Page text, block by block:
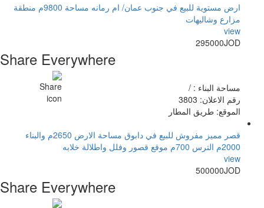
ارض مستوية للبيع في جنوب عمان/ ام رمانه مساحة 9800م منطقة
مزارع وشاليهات
view
295000JOD
Share Everywhere
مساحة البناء : /
رقم الاعلان: 3803
الموقع: طريق المطار
قصر مميز مفروش للبيع في دابوق مساحة الارض 2650م والبناء
2000م الترس 700م موقع قصور وفلل واطلالة خلابه
view
500000JOD
Share Everywhere